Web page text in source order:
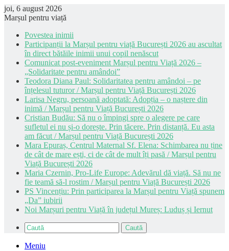
joi, 6 august 2026
Marșul pentru viață
Povestea inimii
Participanții la Marșul pentru viață București 2026 au ascultat
în direct bătăile inimii unui copil nenăscut
Comunicat post-eveniment Marșul pentru Viață 2026 –
„Solidaritate pentru amândoi”
Teodora Diana Paul: Solidaritatea pentru amândoi – pe
înțelesul tuturor / Marșul pentru Viață București 2026
Larisa Negru, persoană adoptată: Adopția – o naștere din
inimă / Marșul pentru Viață București 2026
Cristian Budău: Să nu o împingi spre o alegere pe care
sufletul ei nu și-o dorește. Prin tăcere. Prin distanță. Eu asta
am făcut / Marșul pentru Viață București 2026
Mara Epuraș, Centrul Maternal Sf. Elena: Schimbarea nu ține
de cât de mare ești, ci de cât de mult îți pasă / Marșul pentru
Viață București 2026
Maria Czernin, Pro-Life Europe: Adevărul dă viață. Să nu ne
fie teamă să-l rostim / Marșul pentru Viață București 2026
PS Vincențiu: Prin participarea la Marșul pentru Viață spunem
„Da” iubirii
Noi Marșuri pentru Viață în județul Mureș: Luduș și Iernut
Caută
Meniu